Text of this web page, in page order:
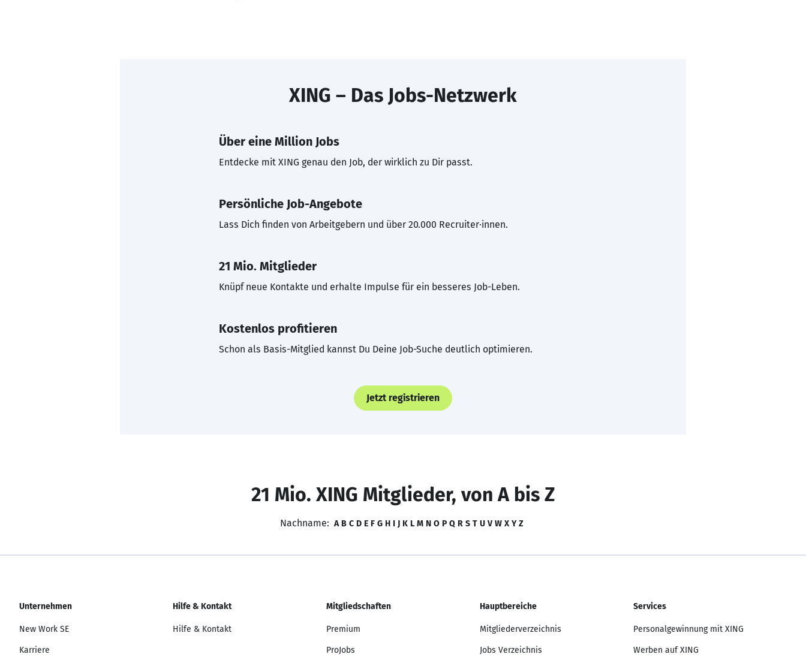
XING – Das Jobs-Netzwerk
Über eine Million Jobs
Entdecke mit XING genau den Job, der wirklich zu Dir passt.
Persönliche Job-Angebote
Lass Dich finden von Arbeitgebern und über 20.000 Recruiter·innen.
21 Mio. Mitglieder
Knüpf neue Kontakte und erhalte Impulse für ein besseres Job-Leben.
Kostenlos profitieren
Schon als Basis-Mitglied kannst Du Deine Job-Suche deutlich optimieren.
Jetzt registrieren
21 Mio. XING Mitglieder, von A bis Z
Nachname: A B C D E F G H I J K L M N O P Q R S T U V W X Y Z
Unternehmen
New Work SE
Karriere
Hilfe & Kontakt
Hilfe & Kontakt
Mitgliedschaften
Premium
ProJobs
Hauptbereiche
Mitgliederverzeichnis
Jobs Verzeichnis
Services
Personalgewinnung mit XING
Werben auf XING